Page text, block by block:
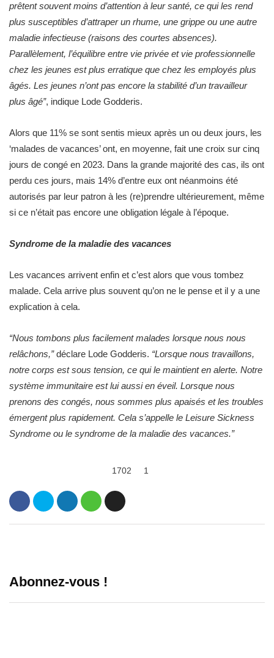
prêtent souvent moins d’attention à leur santé, ce qui les rend
plus susceptibles d’attraper un rhume, une grippe ou une autre
maladie infectieuse (raisons des courtes absences).
Parallèlement, l’équilibre entre vie privée et vie professionnelle
chez les jeunes est plus erratique que chez les employés plus
âgés. Les jeunes n’ont pas encore la stabilité d’un travailleur
plus âgé”,​ indique Lode Godderis.
Alors que 11% se sont sentis mieux après un ou deux jours, les
‘malades de vacances’ ont, en moyenne, fait une croix sur cinq
jours de congé en 2023. Dans la grande majorité des cas, ils ont
perdu ces jours, mais 14% d’entre eux ont néanmoins été
autorisés par leur patron à les (re)prendre ultérieurement, même
si ce n’était pas encore une obligation légale à l’époque.
Syndrome de la maladie des vacances
Les vacances arrivent enfin et c’est alors que vous tombez
malade. Cela arrive plus souvent qu’on ne le pense et il y a une
explication à cela.
“Nous tombons plus facilement malades lorsque nous nous
relâchons,”déclare Lode Godderis. “Lorsque nous travaillons,
notre corps est sous tension, ce qui le maintient en alerte. Notre
système immunitaire est lui aussi en éveil. Lorsque nous
prenons des congés, nous sommes plus apaisés et les troubles
émergent plus rapidement. Cela s’appelle le Leisure Sickness
Syndrome ou le syndrome de la maladie des vacances.”
1702 1
Abonnez-vous !